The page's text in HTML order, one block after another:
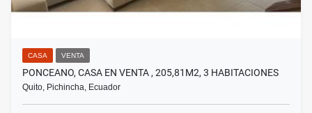
CASA VENTA
PONCEANO, CASA EN VENTA , 205,81M2, 3 HABITACIONES
Quito, Pichincha, Ecuador